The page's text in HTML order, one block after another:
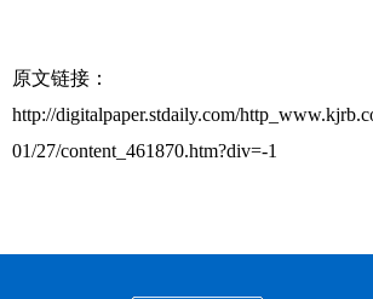
原文链接：
http://digitalpaper.stdaily.com/
01/27/content_461870.htm?div=-1